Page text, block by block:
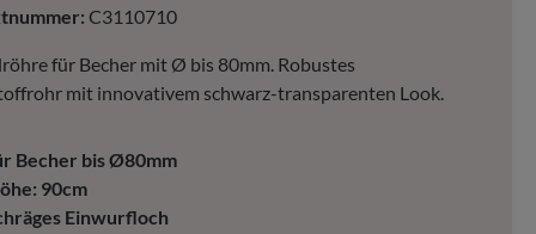
C3110710
für Becher mit Ø bis 80mm. Robustes
mit innovativem schwarz-transparenten Look.
Becher bis Ø80mm
90cm
Einwurfloch